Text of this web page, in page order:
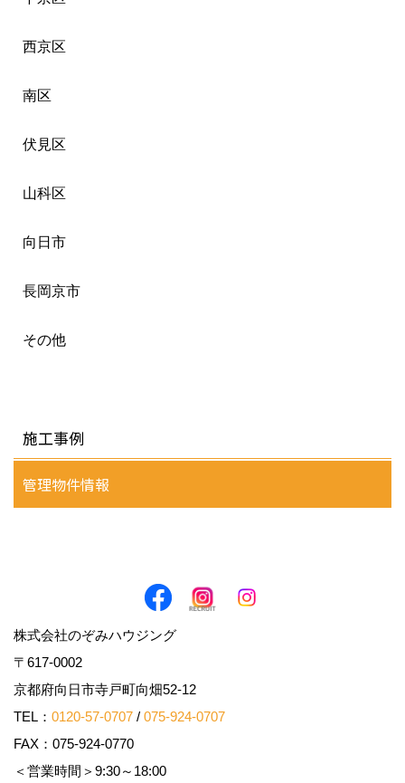
西京区
南区
伏見区
山科区
向日市
長岡京市
その他
施工事例
管理物件情報
株式会社のぞみハウジング
〒617-0002
京都府向日市寺戸町向畑52-12
TEL： 0120-57-0707 / 075-924-0707
FAX：075-924-0770
＜営業時間＞9:30～18:00